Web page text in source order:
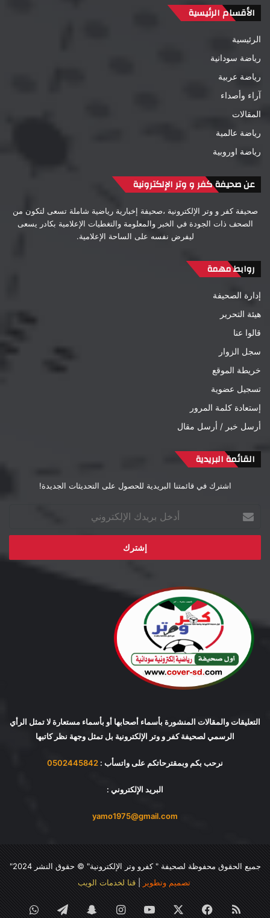
الأقسام الرئيسية
الرئيسية
رياضة سودانية
رياضة عربية
آراء وأصداء
المقالات
رياضة عالمية
رياضة اوروبية
عن صحيفة كفر و وتر الإلكترونية
صحيفة كفر و وتر الإلكترونية ،صحيفة إخبارية رياضية شاملة تسعى لتكون من
الصحف ذات الجودة في الخبر والمعلومة والتغطيات الإعلامية بكادر يسعى
ليفرض نفسه على الساحة الإعلامية.
روابط مهمة
إدارة الصحيفة
هيئة التحرير
قالوا عنا
سجل الزوار
خريطة الموقع
تسجيل عضوية
إستعادة كلمة المرور
أرسل خبر / أرسل مقال
القائمة البريدية
اشترك في قائمتنا البريدية للحصول على التحديثات الجديدة!
بريدك
الإلكتروني
التعليقات والمقالات المنشورة بأسماء أصحابها أو بأسماء مستعارة لا تمثل الرأي
الرسمي لصحيفة كفر و وتر الإلكترونية بل تمثل وجهة نظر كاتبها
نرحب بكم وبمقترحاتكم على واتسأب : 0502445842
البريد الإلكتروني :
yamo1975@gmail.com
جميع الحقوق محفوظة لصحيفة "كفرو وتر الإلكترونية" © حقوق النشر 2024"
تصميم وتطوير
|قنا لخدمات الويب
ملخص فيسبوك ‫YouTubeانستقرامسناب تيلقرام